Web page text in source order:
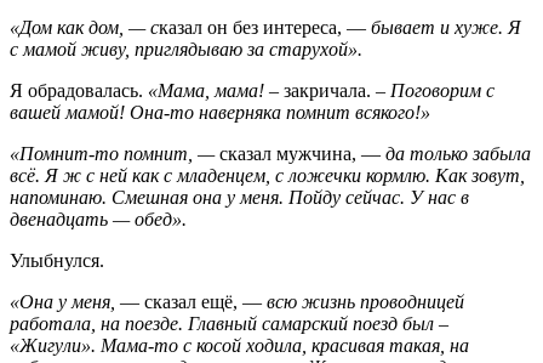
«Дом как дом, — сказал он без интереса, — бывает и хуже. Я
с мамой живу, приглядываю за старухой».
Я обрадовалась. «Мама, мама! – закричала. – Поговорим с
вашей мамой! Она-то наверняка помнит всякого!»
«Помнит-то помнит, —сказал мужчина, — да только забыла
всё. Я ж с ней как с младенцем, с ложечки кормлю. Как зовут,
напоминаю. Смешная она у меня. Пойду сейчас. У нас в
двенадцать — обед».
Улыбнулся.
«Она у меня, — сказал ещё, — всю жизнь проводницей
работала, на поезде. Главный самарский поезд был –
«Жигули». Мама-то с косой ходила, красивая такая, на